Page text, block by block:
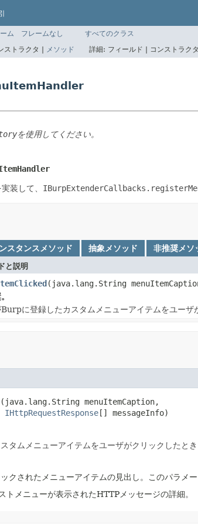
ム フレームなし
すべてのクラス
ストラクタ | メソッド 詳細: フィールド | コンストラク
を使用してください。
装して、
スタンスメソッド 抽象メソッド 非推奨メソ
と説明
(java.lang.String
に登録したカスタムメニューアイテムをユー
menuItemCaption,
IHttpRequestResponse[] messageInfo)
タムメニューアイテムをユーザがクリックしたと
クされたメニューアイテムの見出し。このパラメ
トメニューが表示されたHTTPメッセージの詳細。